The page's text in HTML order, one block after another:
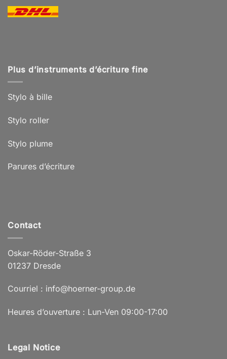
Plus d’instruments d’écriture fine
Stylo à bille
Stylo roller
Stylo plume
Parures d’écriture
Contact
Oskar-Röder-Straße 3
01237 Dresde
Courriel : info@hoerner-group.de
Heures d’ouverture : Lun-Ven 09:00-17:00
Legal Notice